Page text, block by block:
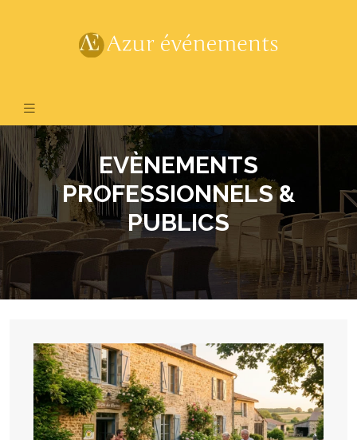
EVÈNEMENTS
PROFESSIONNELS &
PUBLICS